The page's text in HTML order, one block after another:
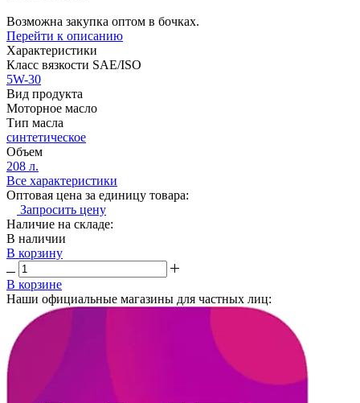
Возможна закупка оптом в бочках.
Перейти к описанию
Характеристики
Класс вязкости SAE/ISO
5W-30
Вид продукта
Моторное масло
Тип масла
синтетическое
Объем
208 л.
Все характеристики
Оптовая цена за единицу товара:
Запросить цену
Наличие на складе:
В наличии
В корзину
В корзине
Наши официальные магазины для частных лиц: